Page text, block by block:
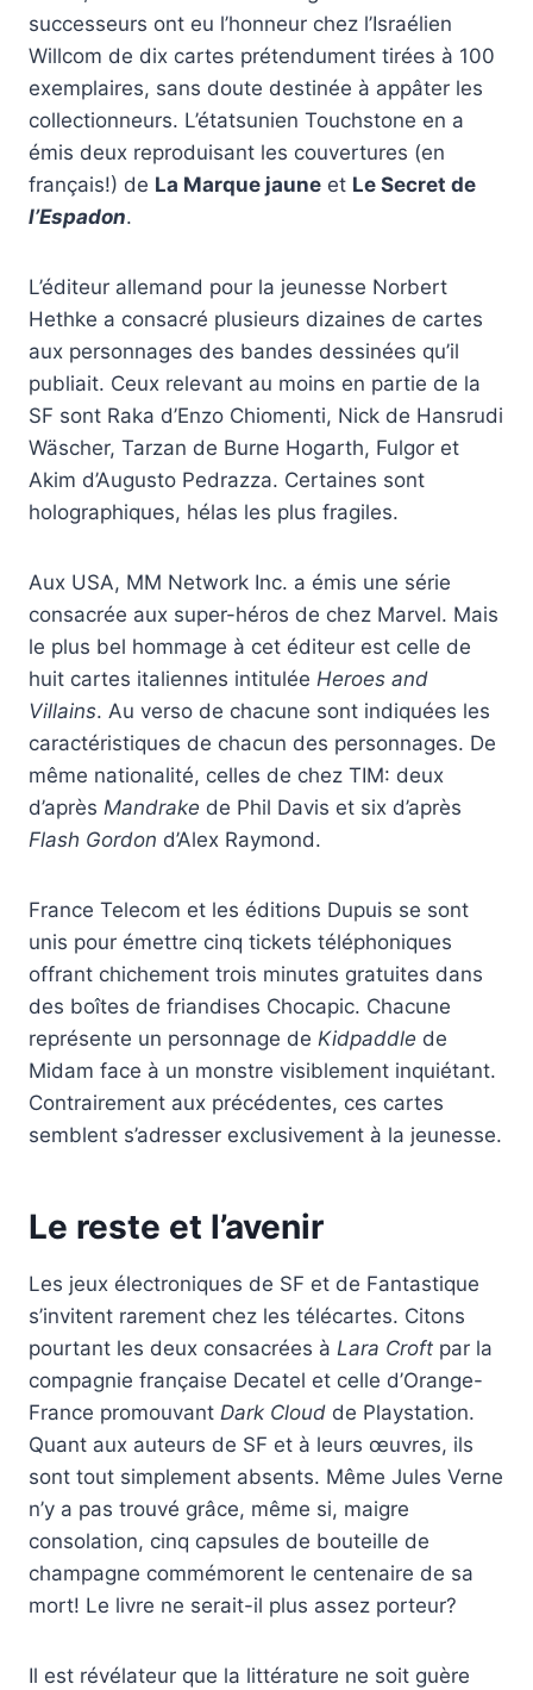
successeurs ont eu l’honneur chez l’Israélien
Willcom de dix cartes prétendument tirées à 100
exemplaires, sans doute destinée à appâter les
collectionneurs. L’étatsunien Touchstone en a
émis deux reproduisant les couvertures (en
français!) de La Marque jaune et Le Secret de
l’Espadon.
L’éditeur allemand pour la jeunesse Norbert
Hethke a consacré plusieurs dizaines de cartes
aux personnages des bandes dessinées qu’il
publiait. Ceux relevant au moins en partie de la
SF sont Raka d’Enzo Chiomenti, Nick de Hansrudi
Wäscher, Tarzan de Burne Hogarth, Fulgor et
Akim d’Augusto Pedrazza. Certaines sont
holographiques, hélas les plus fragiles.
Aux USA, MM Network Inc. a émis une série
consacrée aux super-héros de chez Marvel. Mais
le plus bel hommage à cet éditeur est celle de
huit cartes italiennes intitulée Heroes and
Villains. Au verso de chacune sont indiquées les
caractéristiques de chacun des personnages. De
même nationalité, celles de chez TIM: deux
d’après Mandrake de Phil Davis et six d’après
Flash Gordon d’Alex Raymond.
France Telecom et les éditions Dupuis se sont
unis pour émettre cinq tickets téléphoniques
offrant chichement trois minutes gratuites dans
des boîtes de friandises Chocapic. Chacune
représente un personnage de Kidpaddle de
Midam face à un monstre visiblement inquiétant.
Contrairement aux précédentes, ces cartes
semblent s’adresser exclusivement à la jeunesse.
Le reste et l’avenir
Les jeux électroniques de SF et de Fantastique
s’invitent rarement chez les télécartes. Citons
pourtant les deux consacrées à Lara Croft par la
compagnie française Decatel et celle d’Orange-
France promouvant Dark Cloud de Playstation.
Quant aux auteurs de SF et à leurs œuvres, ils
sont tout simplement absents. Même Jules Verne
n’y a pas trouvé grâce, même si, maigre
consolation, cinq capsules de bouteille de
champagne commémorent le centenaire de sa
mort! Le livre ne serait-il plus assez porteur?
Il est révélateur que la littérature ne soit guère